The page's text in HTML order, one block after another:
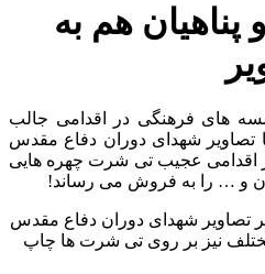
هم به
فرهنگی در اقدامی جالب
شهدای دوران دفاع مقدس
عجیب تی شرت چهره هایی
و … را به فروش می رساند!
شهدای دوران دفاع مقدس
نیز بر روی تی شرت ها چاپ